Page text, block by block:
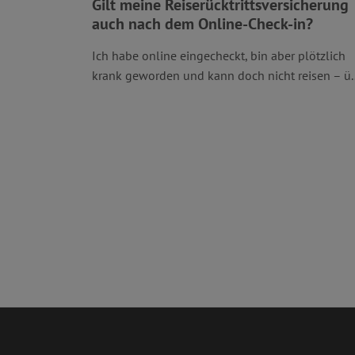
Gilt meine Reiserücktrittsversicherung
auch nach dem Online-Check-in?
Ich habe online eingecheckt, bin aber plötzlich
krank geworden und kann doch nicht reisen –